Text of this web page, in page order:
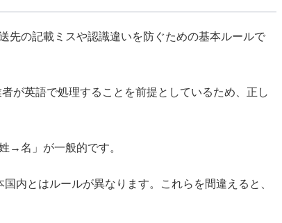
先の記載ミスや認識違いを防ぐための基本ルールで
が英語で処理することを前提としているため、正し
→名」が一般的です。
内とはルールが異なります。これらを間違えると、